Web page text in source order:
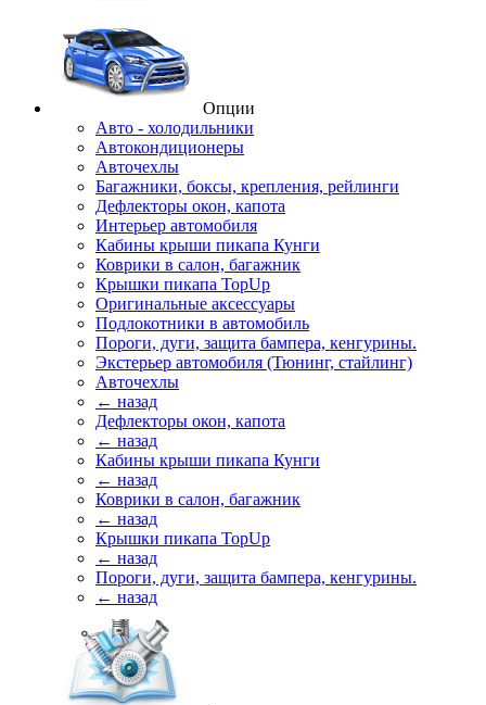
Опции
Авто - холодильники
Автокондиционеры
Авточехлы
Багажники, боксы, крепления, рейлинги
Дефлекторы окон, капота
Интерьер автомобиля
Кабины крыши пикапа Кунги
Коврики в салон, багажник
Крышки пикапа TopUp
Оригинальные аксессуары
Подлокотники в автомобиль
Пороги, дуги, защита бампера, кенгурины.
Экстерьер автомобиля (Тюнинг, стайлинг)
Авточехлы
← назад
Дефлекторы окон, капота
← назад
Кабины крыши пикапа Кунги
← назад
Коврики в салон, багажник
← назад
Крышки пикапа TopUp
← назад
Пороги, дуги, защита бампера, кенгурины.
← назад